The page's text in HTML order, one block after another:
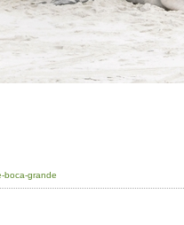
boca-grande